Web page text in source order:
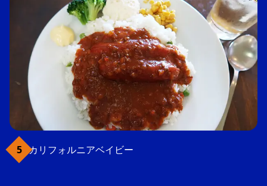
カリフォルニアベイビー